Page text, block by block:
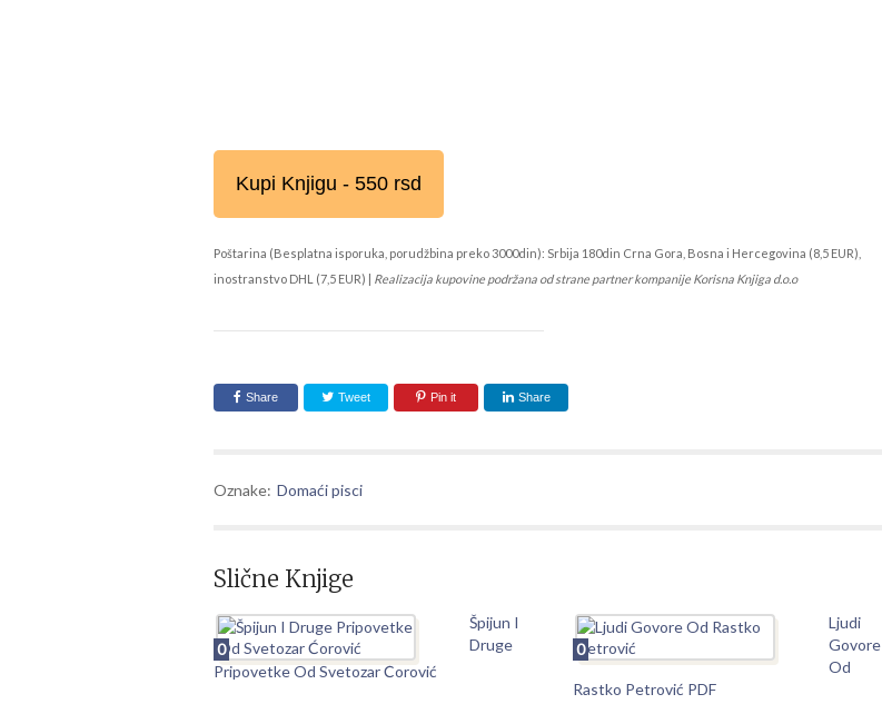
Kupi Knjigu - 550 rsd
Poštarina (Besplatna isporuka, porudžbina preko 3000din): Srbija 180din Crna Gora, Bosna i Hercegovina (8,5 EUR),
inostranstvo DHL (7,5 EUR) | Realizacija kupovine podržana od strane partner kompanije Korisna Knjiga d.o.o
Share Tweet Pin it Share
Oznake: Domaći pisci
Slične Knjige
0
Špijun I
Druge
Pripovetke Od Svetozar Ćorović
0
Ljudi
Govore
Od
Rastko Petrović PDF